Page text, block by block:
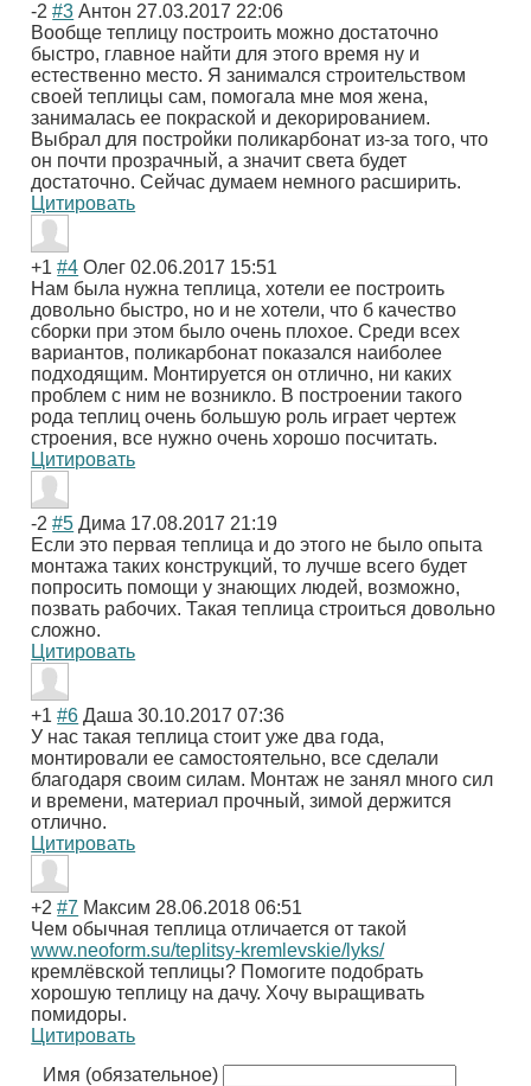
-2 #3 Антон 27.03.2017 22:06
Вообще теплицу построить можно достаточно
быстро, главное найти для этого время ну и
естественно место. Я занимался строительством
своей теплицы сам, помогала мне моя жена,
занималась ее покраской и декорированием.
Выбрал для постройки поликарбонат из-за того, что
он почти прозрачный, а значит света будет
достаточно. Сейчас думаем немного расширить.
Цитировать
+1 #4 Олег 02.06.2017 15:51
Нам была нужна теплица, хотели ее построить
довольно быстро, но и не хотели, что б качество
сборки при этом было очень плохое. Среди всех
вариантов, поликарбонат показался наиболее
подходящим. Монтируется он отлично, ни каких
проблем с ним не возникло. В построении такого
рода теплиц очень большую роль играет чертеж
строения, все нужно очень хорошо посчитать.
Цитировать
-2 #5 Дима 17.08.2017 21:19
Если это первая теплица и до этого не было опыта
монтажа таких конструкций, то лучше всего будет
попросить помощи у знающих людей, возможно,
позвать рабочих. Такая теплица строиться довольно
сложно.
Цитировать
+1 #6 Даша 30.10.2017 07:36
У нас такая теплица стоит уже два года,
монтировали ее самостоятельно, все сделали
благодаря своим силам. Монтаж не занял много сил
и времени, материал прочный, зимой держится
отлично.
Цитировать
+2 #7 Максим 28.06.2018 06:51
Чем обычная теплица отличается от такой
www.neoform.su/teplitsy-kremlevskie/lyks/
кремлёвской теплицы? Помогите подобрать
хорошую теплицу на дачу. Хочу выращивать
помидоры.
Цитировать
Имя (обязательное)